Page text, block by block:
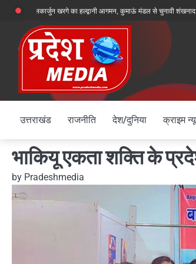
Skip
content
खरगे का हल्द्वानी आगमन, कुमाऊं मंडल से चुनावी शंखनाद
उत्तराखंड राजनीति देश/दुनिया क्राइम
भाकियू एकता शक्ति के
by Pradeshmedia